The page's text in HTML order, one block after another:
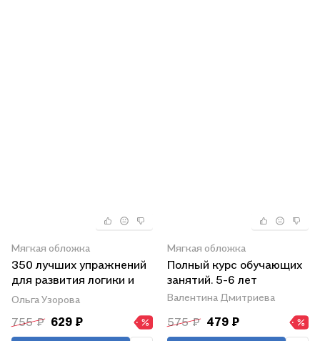
Мягкая обложка
350 лучших упражнений
для развития логики и
внимания
Ольга Узорова
755 ₽ 629 ₽
Мягкая обложка
Полный курс обучающих
занятий. 5-6 лет
Валентина Дмитриева
575 ₽ 479 ₽